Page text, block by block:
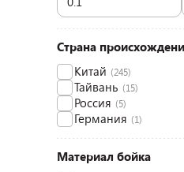
Страна
Китай (245)
Тайвань (15)
Россия (5)
Германия (1)
Материал бойка